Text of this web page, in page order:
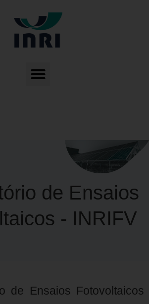
de Ensaios
- INRIFV
de Ensaios Fotovoltaicos